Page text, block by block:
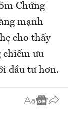
Chứng
mạnh
cho thấy
chiếm ưu
đầu tư hơn.